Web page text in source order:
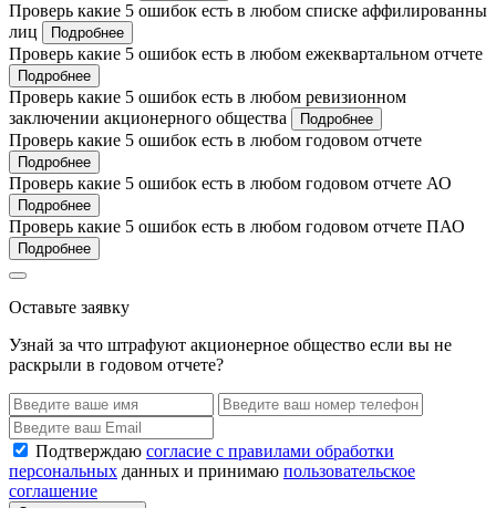
Проверь какие 5 ошибок есть в любом списке аффилированны
лиц
Подробнее
Проверь какие 5 ошибок есть в любом ежеквартальном отчете
Подробнее
Проверь какие 5 ошибок есть в любом ревизионном
заключении акционерного общества
Подробнее
Проверь какие 5 ошибок есть в любом годовом отчете
Подробнее
Проверь какие 5 ошибок есть в любом годовом отчете АО
Подробнее
Проверь какие 5 ошибок есть в любом годовом отчете ПАО
Подробнее
Оставьте заявку
Узнай за что штрафуют акционерное общество если вы не
раскрыли в годовом отчете?
Подтверждаю согласие с правилами обработки
персональных данных и принимаю пользовательское
соглашение